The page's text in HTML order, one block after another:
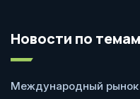
Новости по темам
Международный рынок